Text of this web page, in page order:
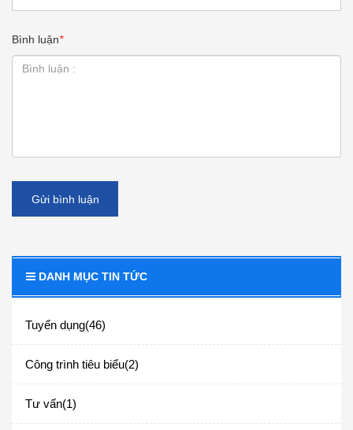
DANH MỤC TIN TỨC
Tuyển dụng(46)
Công trình tiêu biểu(2)
Tư vấn(1)
Bình luận*
Gửi bình luận